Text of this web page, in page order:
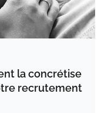
la concrétise
recrutement